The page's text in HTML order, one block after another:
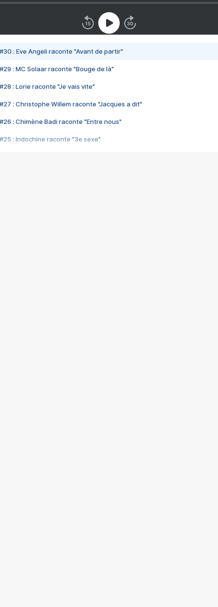
#30 : Eve Angeli raconte "Avant de partir"
#29 : MC Solaar raconte "Bouge de là"
#28 : Lorie raconte "Je vais vite"
#27 : Christophe Willem raconte "Jacques a dit"
#26 : Chimène Badi raconte "Entre nous"
#25 : Indochine raconte "3e sexe"